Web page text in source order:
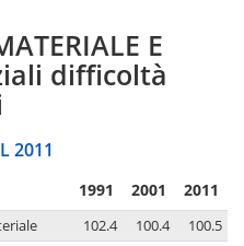
E
difficoltà
2011
1991 2001 2011
102.4 100.4
100.5